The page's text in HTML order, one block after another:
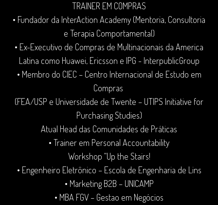
TRAINER EM COMPRAS
• Fundador da InterAction Academy (Mentoria, Consultoria
e Terapia Comportamental)
• Ex-Executivo de Compras de Multinacionais da America
Latina como Huawei, Ericsson e IPG - InterpublicGroup
• Membro do CIEC – Centro Internacional de Estudo em
Compras
(FEA/USP e Universidade de Twente – UTIPS Initiative for
Purchasing Studies)
Atual Head das Comunidades de Práticas
• Trainer em Personal Accountability
Workshop “Up the Stairs!
• Engenheiro Eletrônico – Escola de Engenharia de Lins
• Marketing B2B – UNICAMP
• MBA FGV – Gestao em Negócios